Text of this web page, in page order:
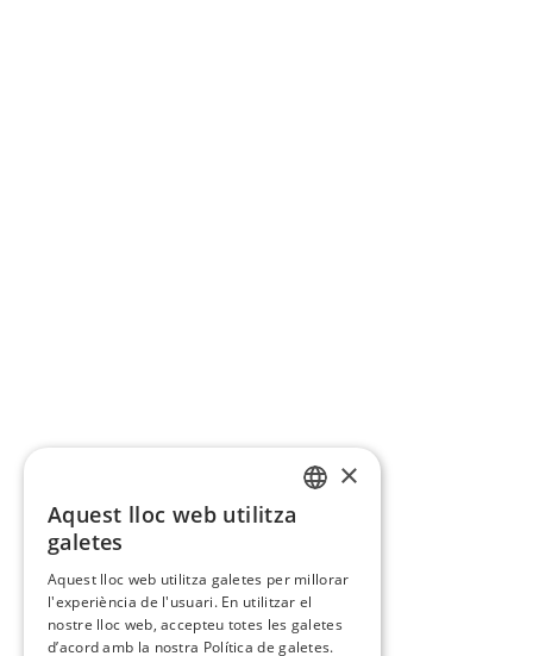
×
Aquest lloc web utilitza
galetes
Aquest lloc web utilitza galetes per millorar
l'experiència de l'usuari. En utilitzar el
nostre lloc web, accepteu totes les galetes
d’acord amb la nostra Política de galetes.